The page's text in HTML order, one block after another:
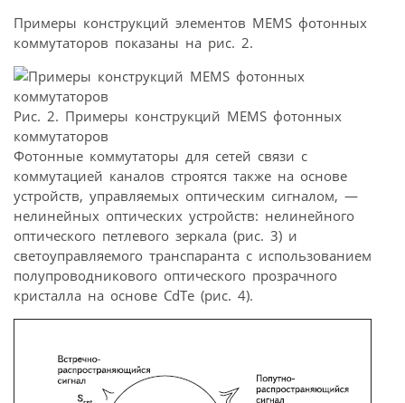
Примеры конструкций элементов MEMS фотонных
коммутаторов показаны на рис. 2.
Рис. 2. Примеры конструкций MEMS фотонных
коммутаторов
Фотонные коммутаторы для сетей связи с
коммутацией каналов строятся также на основе
устройств, управляемых оптическим сигналом, —
нелинейных оптических устройств: нелинейного
оптического петлевого зеркала (рис. 3) и
светоуправляемого транспаранта с использованием
полупроводникового оптического прозрачного
кристалла на основе CdTe (рис. 4).